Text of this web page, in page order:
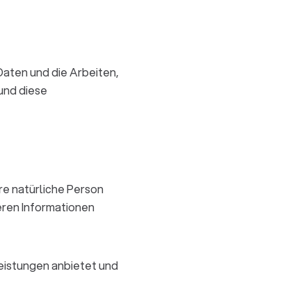
und die Arbeiten,
diese
natürliche Person
Informationen
anbietet und